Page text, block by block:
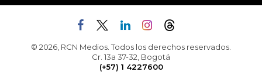
© 2026, RCN Medios. Todos los derechos reservados.
Cr. 13a 37-32, Bogotá
(+57) 1 4227600